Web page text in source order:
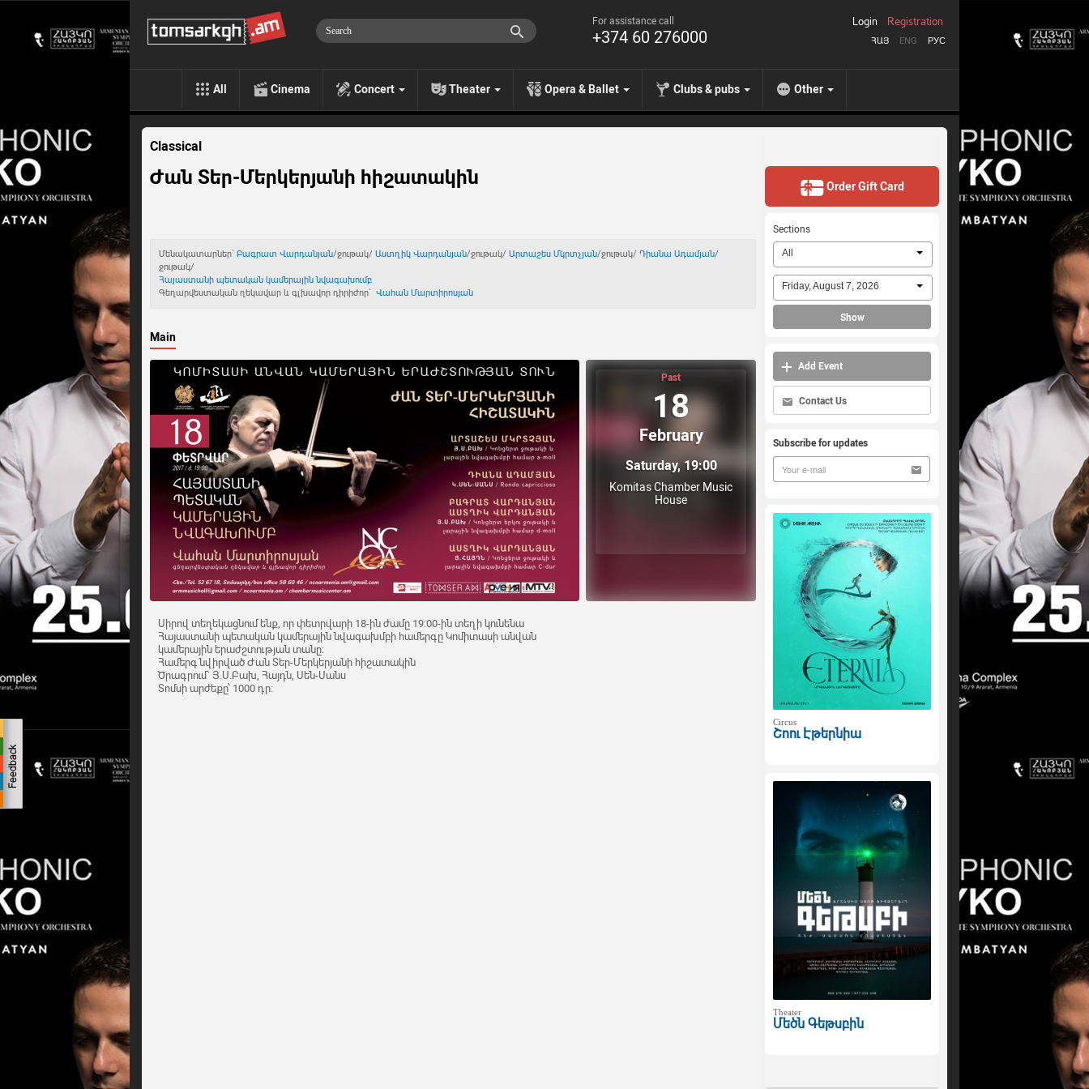
For assistance call
+374 60 276000 ՀԱՅ ENG РУС
Login Registration
All Cinema Concert Theater Opera & Ballet Clubs & pubs Other
Classical
Ժան Տեր-Մերկերյանի հիշատակին
Մենակատարներ` Բագրատ Վարդանյան/ջութակ/ Աստղիկ Վարդանյան/ջութակ/ Արտաշես Մկրտչյան/ջութակ/ Դիանա Ադամյան/
ջութակ/
Հայաստանի պետական կամերային նվագախումբ
Գեղարվեստական ղեկավար և գլխավոր դիրիժոր` Վահան Մարտիրոսյան
Main
Past
18
February
Saturday, 19:00
Komitas Chamber Music
House
Սիրով տեղեկացնում ենք, որ փետրվարի 18-ին ժամը 19:00-ին տեղի կունենա
Հայաստանի պետական կամերային նվագախմբի համերգը Կոմիտասի անվան
կամերային երաժշտության տանը:
Համերգ նվիրված Ժան Տեր-Մերկերյանի հիշատակին
Ծրագրում` Յ.Ս.Բախ, Հայդն, Սեն-Սանս
Տոմսի արժեքը՝ 1000 դր:
Order Gift Card
Sections
All
Friday, August 7, 2026
Show
Add Event
Contact Us
Subscribe for updates
Circus
Շոու Էթերնիա
Theater
Մեծն Գեթսբին